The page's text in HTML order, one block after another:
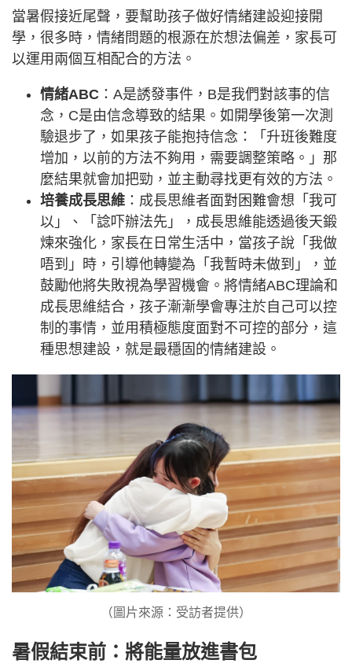
當暑假接近尾聲，要幫助孩子做好情緒建設迎接開
學，很多時，情緒問題的根源在於想法偏差，家長可
以運用兩個互相配合的方法。
情緒ABC ：A是誘發事件，B是我們對該事的信
念，C是由信念導致的結果。如開學後第一次測
驗退步了，如果孩子能抱持信念：「升班後難度
增加，以前的方法不夠用，需要調整策略。」那
麼結果就會加把勁，並主動尋找更有效的方法。
培養成長思維 ：成長思維者面對困難會想「我可
以」、「諗吓辦法先」，成長思維能透過後天鍛
煉來強化，家長在日常生活中，當孩子說「我做
唔到」時，引導他轉變為「我暫時未做到」，並
鼓勵他將失敗視為學習機會。將情緒ABC理論和
成長思維結合，孩子漸漸學會專注於自己可以控
制的事情，並用積極態度面對不可控的部分，這
種思想建設，就是最穩固的情緒建設。
（圖片來源：受訪者提供）
暑假結束前：將能量放進書包